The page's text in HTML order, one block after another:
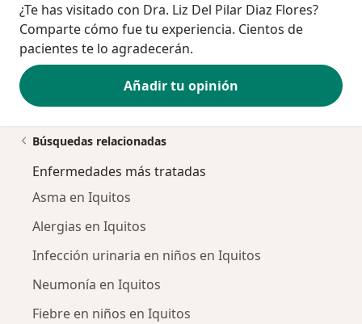
¿Te has visitado con Dra. Liz Del Pilar Diaz Flores?
Comparte cómo fue tu experiencia. Cientos de
pacientes te lo agradecerán.
Añadir tu opinión
Búsquedas relacionadas
Enfermedades más tratadas
Asma en Iquitos
Alergias en Iquitos
Infección urinaria en niños en Iquitos
Neumonía en Iquitos
Fiebre en niños en Iquitos